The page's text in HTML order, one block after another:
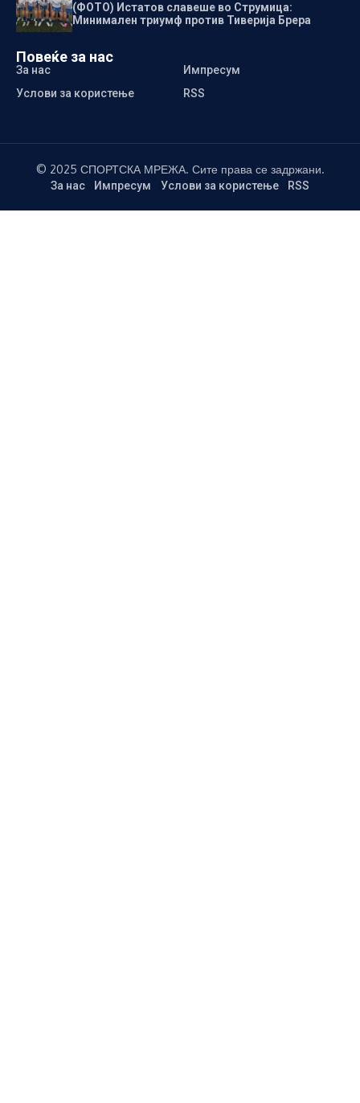
(ФОТО) Истатов славеше во Струмица:
Минимален триумф против Тиверија Брера
Повеќе за нас
За нас
Импресум
Услови за користење
RSS
© 2025 СПОРТСКА МРЕЖА. Сите права се задржани.
За нас Импресум Услови за користење RSS